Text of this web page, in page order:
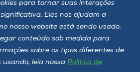
para tornar suas interações
Eles nos ajudam a
nosso website está sendo usado,
conteúdo sob medida para
sobre os tipos diferentes de
usando, leia nossa Política de